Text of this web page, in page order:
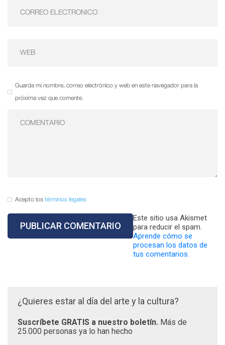
Guarda mi nombre, correo electrónico y web en este navegador para la
próxima vez que comente.
Acepto los términos legales
Este sitio usa Akismet
para reducir el spam.
Aprende cómo se
procesan los datos de
tus comentarios.
¿Quieres estar al día del arte y la cultura?
Suscríbete GRATIS a nuestro boletín. Más de
25.000 personas ya lo han hecho